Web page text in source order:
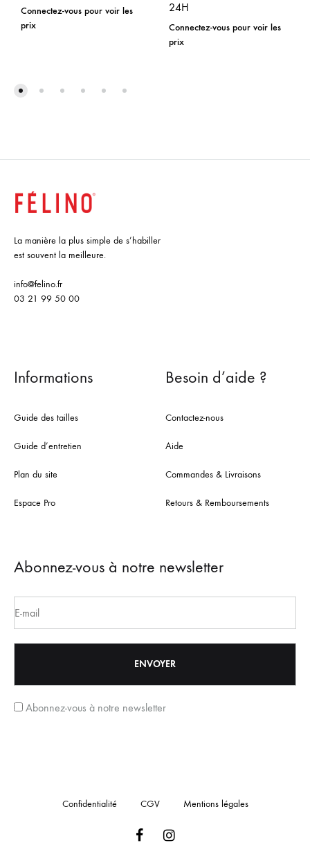
Connectez-vous pour voir les
prix
24H
Connectez-vous pour voir les
prix
La manière la plus simple de s’habiller
est souvent la meilleure.
info@felino.fr
03 21 99 50 00
Informations
Guide des tailles
Guide d’entretien
Plan du site
Espace Pro
Besoin d’aide ?
Contactez-nous
Aide
Commandes & Livraisons
Retours & Remboursements
Abonnez-vous à notre newsletter
Abonnez-vous à notre newsletter
Confidentialité CGV Mentions légales
FacebookInstagram